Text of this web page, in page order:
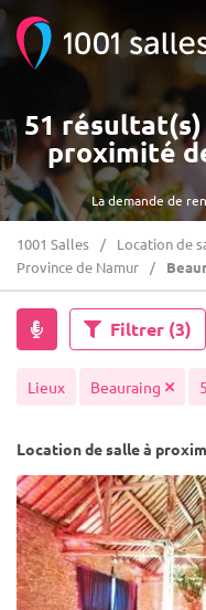
La demande de
51
proximité
1001 Salles Location de
Province de Namur
Filtrer (3)
Lieux Beauraing
Location de salle à